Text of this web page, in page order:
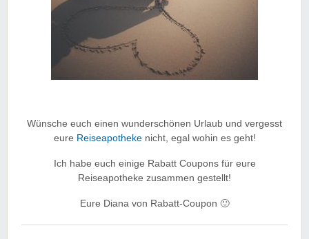
Wünsche euch einen wunderschönen Urlaub und vergesst
eure Reiseapothekenicht, egal wohin es geht!
Ich habe euch einige Rabatt Coupons für eure
Reiseapotheke zusammen gestellt!
Eure Diana von Rabatt-Coupon 🙂